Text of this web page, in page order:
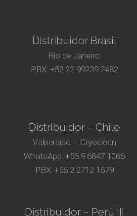
Distribuidor Brasil
Rio de Janeiro
PBX: +52 22 99239 2482
Distribuidor – Chile
Valparaiso – Cryoclean
WhatsApp: +56 9 6847 1066
PBX: +56 2 2712 1679
Distribuidor – Perú III